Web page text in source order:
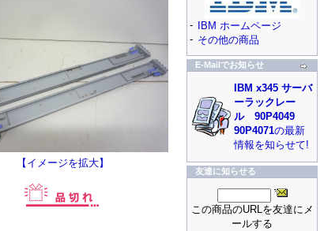
【イメージを拡大】
-
IBM ホームページ
- その他の商品
E-Mailでお知らせ
IBM x345 サーバ
ーラックレー
ル 90P4049
90P4071の最新
情報を知らせて!
友達に知らせる
この商品のURLを友達にメ
ールする